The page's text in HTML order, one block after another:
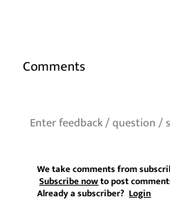
Comments
We take comments from
Subscribe nowto post
Already a subscriber?Login